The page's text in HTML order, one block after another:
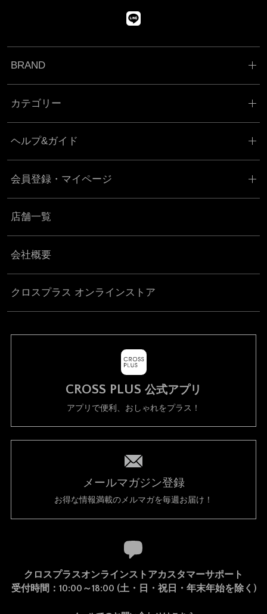
BRAND
カテゴリー
ヘルプ&ガイド
会員登録・マイページ
店舗一覧
会社概要
クロスプラス オンラインストア
CROSS PLUS 公式アプリ
アプリで便利、おしゃれをプラス！
メールマガジン登録
お得な情報満載のメルマガを毎週お届け！
クロスプラスオンラインストアカスタマーサポート
受付時間：10:00～18:00 (土・日・祝日・年末年始を除く)